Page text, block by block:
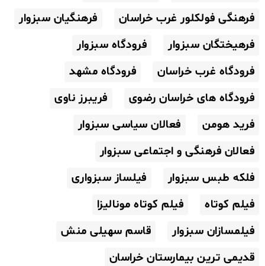
فرهنگی فولکلور غرب خراسان
فرهنگیان سبزوار
فرهیختگان سبزوار
فرودگاه سبزوار
فرودگاه غرب خراسان
فرودگاه مشهد
فرودگاه های خراسان رضوی
فریبرز ناوی
فرید هومن
فعالان سیاسی سبزوار
فعالان فرهنگی و اجتماعی سبزوار
فلکه طبس سبزوار
فیلساز سبزواری
فیلم کوتاه
فیلم کوتاه مونالیزا
فیلمسازان سبزوار
قاسم سهیلی منش
قدیمی ترین بیمارستان خراسان